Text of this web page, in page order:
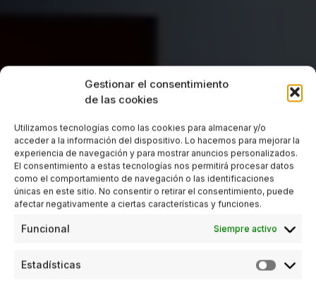
Gestionar el consentimiento
de las cookies
Utilizamos tecnologías como las cookies para almacenar y/o
acceder a la información del dispositivo. Lo hacemos para mejorar la
experiencia de navegación y para mostrar anuncios personalizados.
El consentimiento a estas tecnologías nos permitirá procesar datos
como el comportamiento de navegación o las identificaciones
únicas en este sitio. No consentir o retirar el consentimiento, puede
afectar negativamente a ciertas características y funciones.
Funcional Siempre activo
Estadísticas